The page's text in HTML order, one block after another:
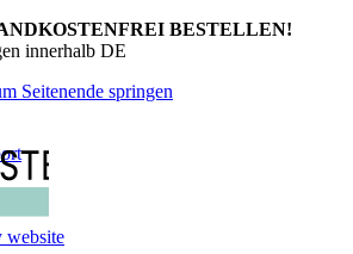
BESTELLEN!
innerhalb DE
Seitenende springen
website